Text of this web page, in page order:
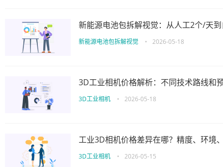
新能源电池包拆解视觉：从人工2个/天
新能源电池包拆解视觉 • 2026-05-18
3D工业相机价格解析：不同技术路线和
3D工业相机 • 2026-05-18
工业3D相机价格差异在哪？精度、环境
3D工业相机 • 2026-05-15